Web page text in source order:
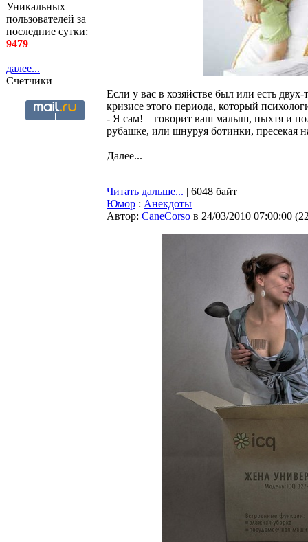
Уникальных
пользователей за
последние сутки:
9479
далее...
Счетчики
Если у вас в хозяйстве был или есть
кризисе этого периода, который
- Я сам! – говорит ваш малыш, пыхтя и
рубашке, или шнуруя ботинки, пресекая
Далее...
Читать дальше... | 6048 байт
Юмор : Анекдоты
Автор: CaneCorso в 24/03/2010 07:00:00 (